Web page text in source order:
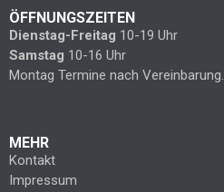
ÖFFNUNGSZEITEN
Dienstag-Freitag 10-19 Uhr
Samstag 10-16 Uhr
Montag Termine nach Vereinbarung.
MEHR
Kontakt
Impressum